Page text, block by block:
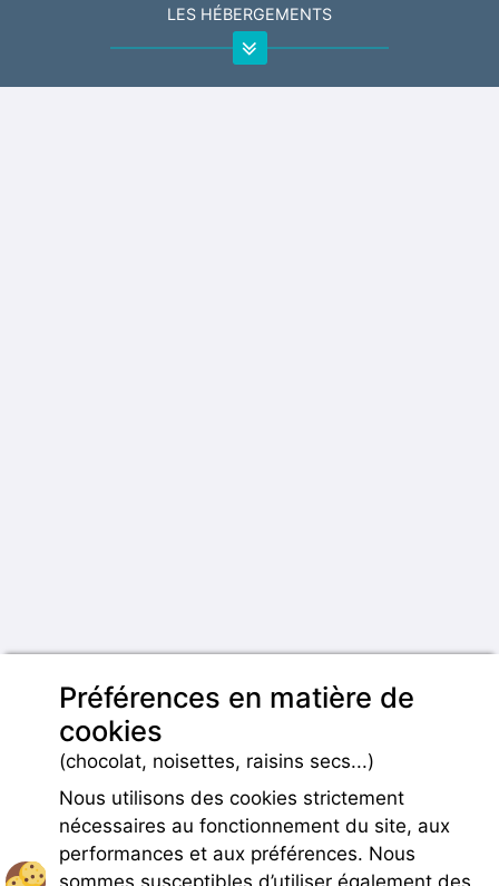
LES HÉBERGEMENTS
Préférences en matière de
cookies
(chocolat, noisettes, raisins secs...)
Nous utilisons des cookies strictement
nécessaires au fonctionnement du site, aux
performances et aux préférences. Nous
sommes susceptibles d’utiliser également des